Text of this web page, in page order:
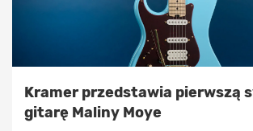
Kramer przedstawia pierwszą
gitarę Maliny Moye